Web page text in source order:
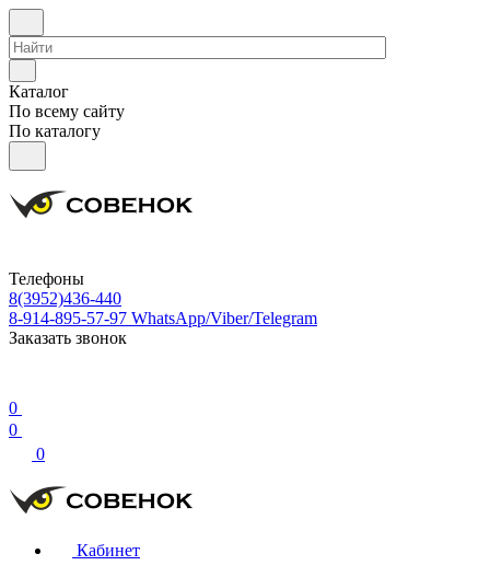
Каталог
По всему сайту
По каталогу
Телефоны
8(3952)436-440
8-914-895-57-97 WhatsApp/Viber/Telegram
Заказать звонок
0
0
0
Кабинет